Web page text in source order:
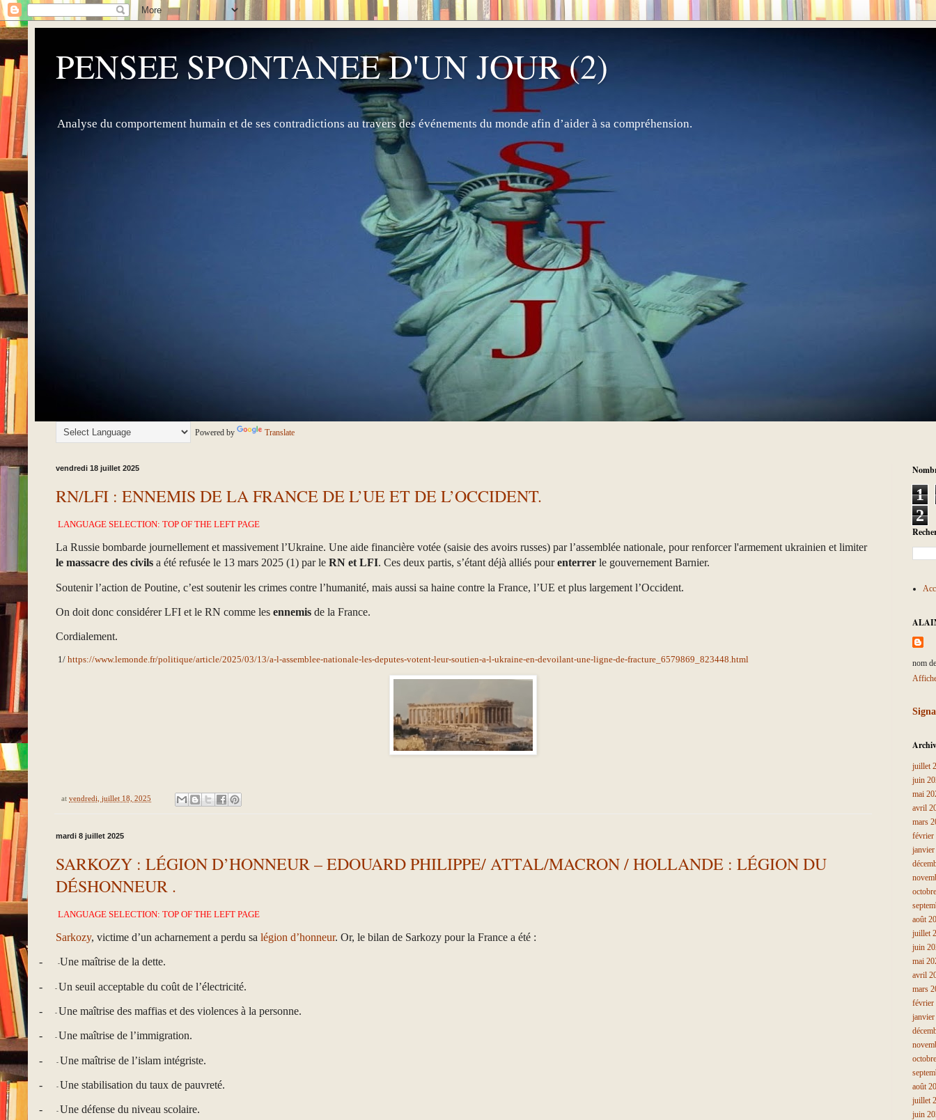
PENSEE SPONTANEE D'UN JOUR (2)
Analyse du comportement humain et de ses contradictions au travers des événements du monde afin d’aider à sa compréhension.
Powered by Translate
vendredi 18 juillet 2025
RN/LFI : ENNEMIS DE LA FRANCE DE L’UE ET DE L’OCCIDENT.
LANGUAGE SELECTION: TOP OF THE LEFT PAGE
La Russie bombarde journellement et massivement l’Ukraine. Une aide financière votée (saisie des avoirs russes) par l’assemblée nationale, pour renforcer l'armement ukrainien et limiter
le massacre des civils a été refusée le 13 mars 2025 (1) par le RN et LFI. Ces deux partis, s’étant déjà alliés pourenterrer le gouvernement Barnier.
Soutenir l’action de Poutine, c’est soutenir les crimes contre l’humanité, mais aussi sa haine contre la France, l’UE et plus largement l’Occident.
On doit donc considérer LFI et le RN comme les ennemis de la France.
Cordialement.
1/ https://www.lemonde.fr/politique/article/2025/03/13/a-l-assemblee-nationale-les-deputes-votent-leur-soutien-a-l-ukraine-en-devoilant-une-ligne-de-fracture_6579869_823448.html
at vendredi, juillet 18, 2025
mardi 8 juillet 2025
SARKOZY : LÉGION D’HONNEUR – EDOUARD PHILIPPE/ ATTAL/MACRON / HOLLANDE : LÉGION DU
DÉSHONNEUR .
LANGUAGE SELECTION: TOP OF THE LEFT PAGE
Sarkozy, victime d’un acharnement a perdu sa légion d’honneur. Or, le bilan de Sarkozy pour la France a été :
- -Une maîtrise de la dette.
- - Un seuil acceptable du coût de l’électricité.
- - Une maîtrise des maffias et des violences à la personne.
- - Une maîtrise de l’immigration.
- - Une maîtrise de l’islam intégriste.
- - Une stabilisation du taux de pauvreté.
- - Une défense du niveau scolaire.
1
2
nom
juillet
juin
mai
avril
mars
février
août
juillet
juin
mai
avril
mars
février
août
juillet
juin